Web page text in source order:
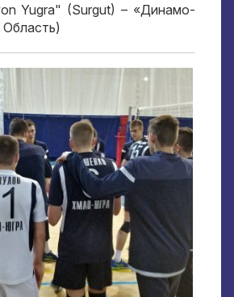
Yugra" (Surgut)– «Динамо-
Область)